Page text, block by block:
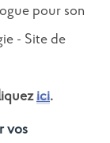
pour son
- Site de
ici.
vos